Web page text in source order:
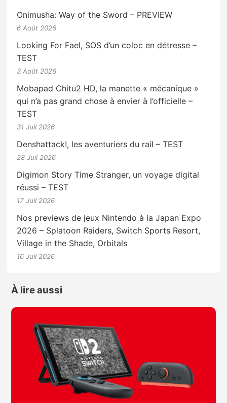
Onimusha: Way of the Sword – PREVIEW
6 Août 2026
Looking For Fael, SOS d’un coloc en détresse –
TEST
3 Août 2026
Mobapad Chitu2 HD, la manette « mécanique »
qui n’a pas grand chose à envier à l’officielle –
TEST
31 Juil 2026
Denshattack!, les aventuriers du rail – TEST
28 Juil 2026
Digimon Story Time Stranger, un voyage digital
réussi – TEST
17 Juil 2026
Nos previews de jeux Nintendo à la Japan Expo
2026 – Splatoon Raiders, Switch Sports Resort,
Village in the Shade, Orbitals
16 Juil 2026
À lire aussi